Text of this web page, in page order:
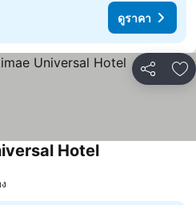
ดูราคา
แชร์ เ
Hotelดูราคา